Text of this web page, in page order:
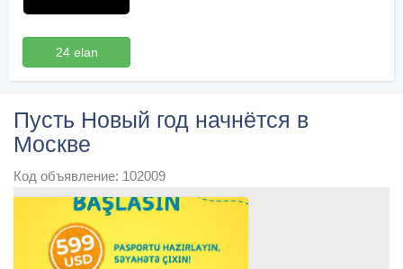
24 elan
Пусть Новый год начнётся в
Москве
Код объявление: 102009